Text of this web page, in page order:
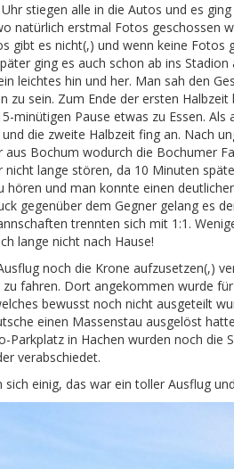
stiegen alle in die Autos und es
natürlich erstmal Fotos geschossen
gibt es nicht(,) und wenn keine Fotos
ging es auch schon ab ins
leichtes hin und her. Man sah den
zu sein. Zum Ende der ersten
minütigen Pause etwas zu Essen.
die zweite Halbzeit fing an. Nach
aus Bochum wodurch die Bochumer
nicht lange stören, da 10 Minuten
hören und man konnte einen
gegenüber dem Gegner gelang es
trennten sich mit 1:1.
lange nicht nach Hause!
noch die Krone aufzusetzen(,)
zu fahren. Dort angekommen wurde
bewusst noch nicht ausgeteilt
einen Massenstau ausgelöst
Parkplatz in Hachen wurden noch die
verabschiedet.
sich einig, das war ein toller Ausflug